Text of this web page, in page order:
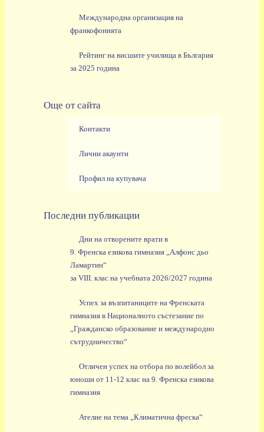
Международна организация на
франкофонията
Рейтинг на висшите училища в България
за 2025 година
Още от сайта
Контакти
Лични акаунти
Профил на купувача
Последни публикации
Дни на отворените врати в
9. Френска езикова гимназия „Алфонс дьо
Ламартин“
за VIII. клас на учебната 2026/2027 година
Успех за възпитаниците на Френската
гимназия в Националното състезание по
„Гражданско образование и международно
сътрудничество“
Отличен успех на отбора по волейбол за
юноши от 11-12 клас на 9. Френска езикова
гимназия
Ателие на тема „Климатична фреска“